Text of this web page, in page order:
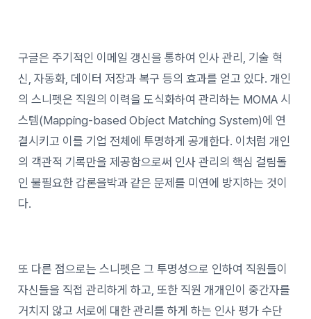
구글은 주기적인 이메일 갱신을 통하여 인사 관리, 기술 혁
신, 자동화, 데이터 저장과 복구 등의 효과를 얻고 있다. 개인
의 스니펫은 직원의 이력을 도식화하여 관리하는 MOMA 시
스템(Mapping-based Object Matching System)에 연
결시키고 이를 기업 전체에 투명하게 공개한다. 이처럼 개인
의 객관적 기록만을 제공함으로써 인사 관리의 핵심 걸림돌
인 불필요한 갑론을박과 같은 문제를 미연에 방지하는 것이
다.
또 다른 점으로는 스니펫은 그 투명성으로 인하여 직원들이
자신들을 직접 관리하게 하고, 또한 직원 개개인이 중간자를
거치지 않고 서로에 대한 관리를 하게 하는 인사 평가 수단